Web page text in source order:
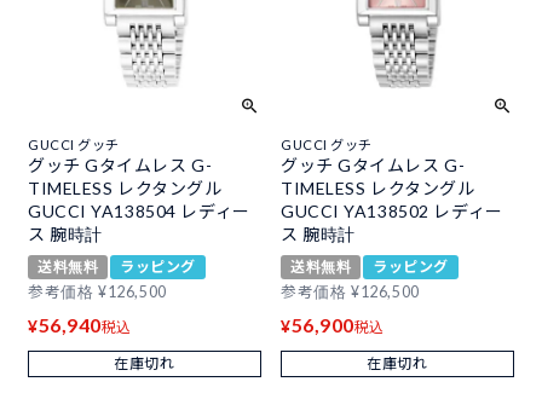
GUCCI グッチ
グッチ Gタイムレス G-
TIMELESS レクタングル
GUCCI YA138504 レディー
ス 腕時計
送料無料
ラッピング
参考価格 ¥126,500
¥56,940税込
在庫切れ
GUCCI グッチ
グッチ Gタイムレス G-
TIMELESS レクタングル
GUCCI YA138502 レディー
ス 腕時計
送料無料
ラッピング
参考価格 ¥126,500
¥56,900税込
在庫切れ